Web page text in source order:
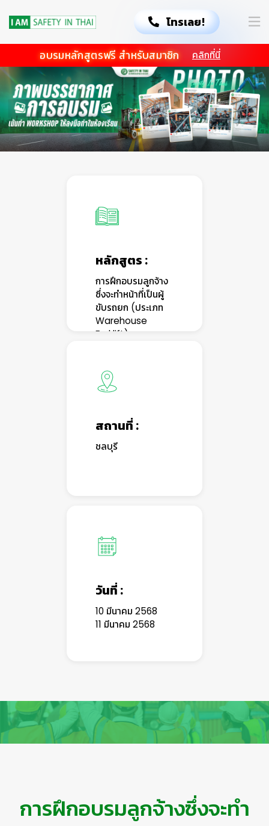
โทรเลย!
อบรมหลักสูตรฟรี สำหรับสมาชิก คลิกที่นี่
หลักสูตร :
การฝึกอบรมลูกจ้าง
ซึ่งจะทำหน้าที่เป็นผู้
ขับรถยก (ประเภท
Warehouse
Forklift)
สถานที่ :
ชลบุรี
วันที่ :
10 มีนาคม 2568
11 มีนาคม 2568
การฝึกอบรมลูกจ้างซึ่งจะทำ